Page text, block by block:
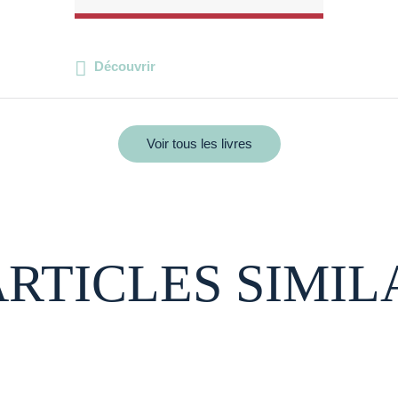
Découvrir
Voir tous les livres